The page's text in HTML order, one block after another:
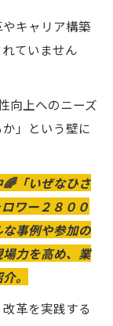
キャリア構築
ていません
向上へのニーズ
」という壁に
「いぜなひさ
ワー２８００
事例や参加の
力を高め、業
。
革を実践する